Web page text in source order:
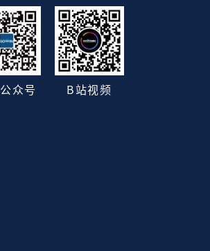
众号 B站视频